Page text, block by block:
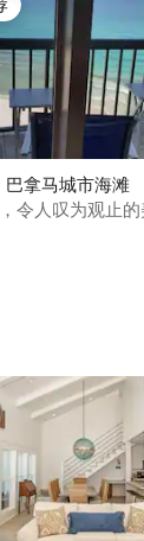
），共 217 条评
推荐」
巴拿马城市海滩
令人叹为观止